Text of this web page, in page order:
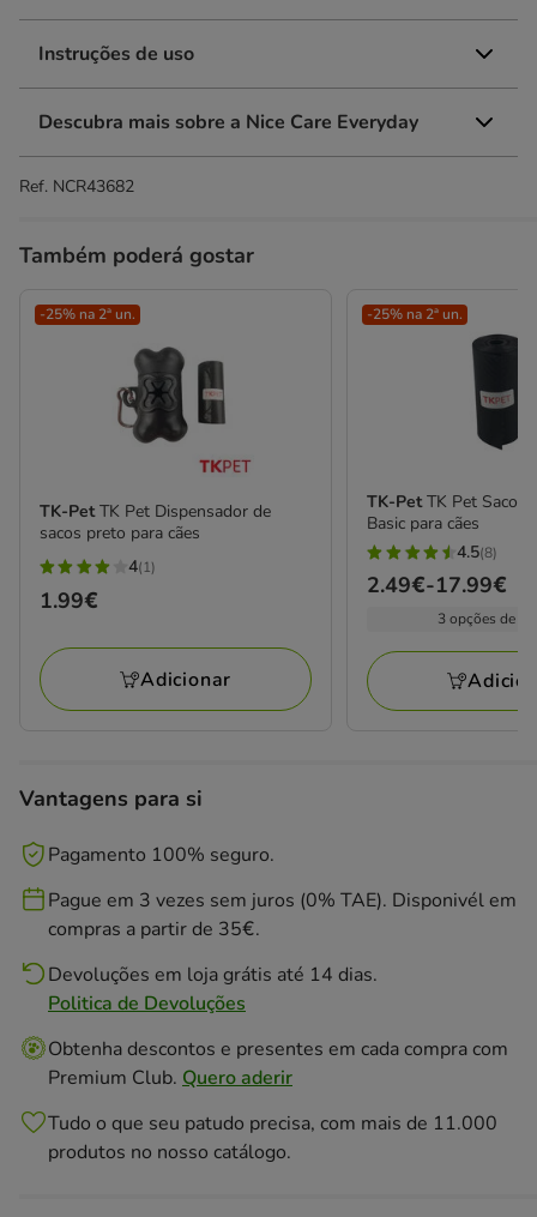
Instruções de uso
Descubra mais sobre a Nice Care Everyday
Ref. NCR43682
Também poderá gostar
-25% na 2ª un.
TK-PetTK Pet Dispensador de
sacos preto para cães
4
estrelas
1
avaliações
4(1)
Preço
1.99€
Adicionar
-25% na 2ª un.
TK-PetTK Pet Sacos
Basic para cães
4.5
estrelas
8
avaliações
4.5(8)
Preço
a
17.99€
2.49€-17.99€
3 opções de
Vantagens para si
Pagamento 100% seguro.
Pague em 3 vezes sem juros (0% TAE). Disponivél em
compras a partir de 35€.
Devoluções em loja grátis até 14 dias.
Politica de Devoluções
Obtenha descontos e presentes em cada compra com
Premium Club. Quero aderir
Tudo o que seu patudo precisa, com mais de 11.000
produtos no nosso catálogo.